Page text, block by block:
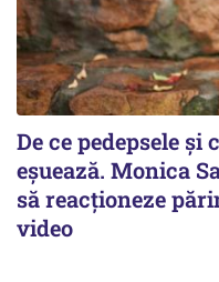
De ce pedepsele
eșuează. Monica
să reacționeze
video